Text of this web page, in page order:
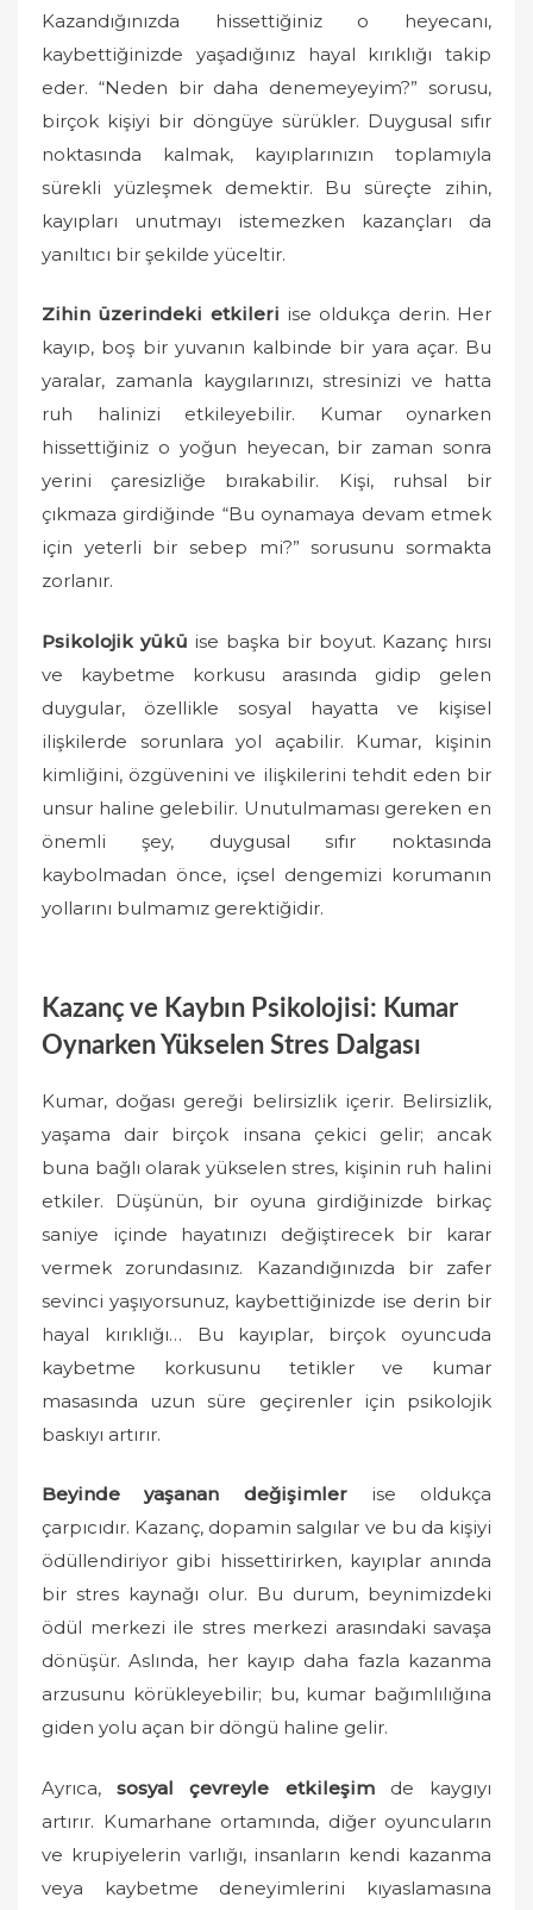
Kazandığınızda hissettiğiniz o heyecanı,
kaybettiğinizde yaşadığınız hayal kırıklığı takip
eder. “Neden bir daha denemeyeyim?” sorusu,
birçok kişiyi bir döngüye sürükler. Duygusal sıfır
noktasında kalmak, kayıplarınızın toplamıyla
sürekli yüzleşmek demektir. Bu süreçte zihin,
kayıpları unutmayı istemezken kazançları da
yanıltıcı bir şekilde yüceltir.
Zihin üzerindeki etkileri ise oldukça derin. Her
kayıp, boş bir yuvanın kalbinde bir yara açar. Bu
yaralar, zamanla kaygılarınızı, stresinizi ve hatta
ruh halinizi etkileyebilir. Kumar oynarken
hissettiğiniz o yoğun heyecan, bir zaman sonra
yerini çaresizliğe bırakabilir. Kişi, ruhsal bir
çıkmaza girdiğinde “Bu oynamaya devam etmek
için yeterli bir sebep mi?” sorusunu sormakta
zorlanır.
Psikolojik yükü ise başka bir boyut. Kazanç hırsı
ve kaybetme korkusu arasında gidip gelen
duygular, özellikle sosyal hayatta ve kişisel
ilişkilerde sorunlara yol açabilir. Kumar, kişinin
kimliğini, özgüvenini ve ilişkilerini tehdit eden bir
unsur haline gelebilir. Unutulmaması gereken en
önemli şey, duygusal sıfır noktasında
kaybolmadan önce, içsel dengemizi korumanın
yollarını bulmamız gerektiğidir.
Kazanç ve Kaybın Psikolojisi: Kumar
Oynarken Yükselen Stres Dalgası
Kumar, doğası gereği belirsizlik içerir. Belirsizlik,
yaşama dair birçok insana çekici gelir; ancak
buna bağlı olarak yükselen stres, kişinin ruh halini
etkiler. Düşünün, bir oyuna girdiğinizde birkaç
saniye içinde hayatınızı değiştirecek bir karar
vermek zorundasınız. Kazandığınızda bir zafer
sevinci yaşıyorsunuz, kaybettiğinizde ise derin bir
hayal kırıklığı… Bu kayıplar, birçok oyuncuda
kaybetme korkusunu tetikler ve kumar
masasında uzun süre geçirenler için psikolojik
baskıyı artırır.
Beyinde yaşanan değişimlerise oldukça
çarpıcıdır. Kazanç, dopamin salgılar ve bu da kişiyi
ödüllendiriyor gibi hissettirirken, kayıplar anında
bir stres kaynağı olur. Bu durum, beynimizdeki
ödül merkezi ile stres merkezi arasındaki savaşa
dönüşür. Aslında, her kayıp daha fazla kazanma
arzusunu körükleyebilir; bu, kumar bağımlılığına
giden yolu açan bir döngü haline gelir.
Ayrıca,sosyal çevreyle etkileşimde kaygıyı
artırır. Kumarhane ortamında, diğer oyuncuların
ve krupiyelerin varlığı, insanların kendi kazanma
veya kaybetme deneyimlerini kıyaslamasına